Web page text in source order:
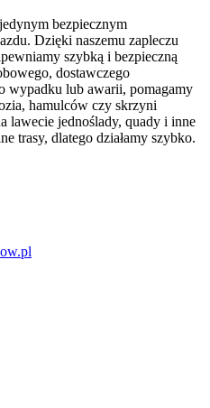
bezpiecznym
Dzięki naszemu zapleczu
szybką i bezpieczną
dostawczego
wypadku lub awarii, pomagamy
hamulców czy skrzyni
lawecie jednoślady, quady i inne
trasy, dlatego działamy szybko.